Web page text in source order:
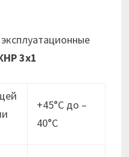
3х1
+45°С до –
40°С